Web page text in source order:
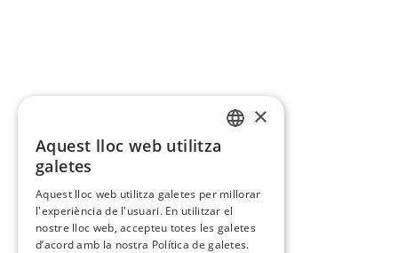
×
Aquest lloc web utilitza
galetes
Aquest lloc web utilitza galetes per millorar
l'experiència de l'usuari. En utilitzar el
nostre lloc web, accepteu totes les galetes
d’acord amb la nostra Política de galetes.